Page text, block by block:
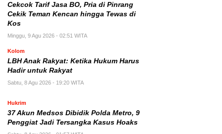
Cekcok Tarif Jasa BO, Pria di Pinrang
Cekik Teman Kencan hingga Tewas di
Kos
Minggu, 9 Agu 2026 - 02:51 WITA
Kolom
LBH Anak Rakyat: Ketika Hukum Harus
Hadir untuk Rakyat
Sabtu, 8 Agu 2026 - 19:20 WITA
Hukrim
37 Akun Medsos Dibidik Polda Metro, 9
Penggiat Jadi Tersangka Kasus Hoaks